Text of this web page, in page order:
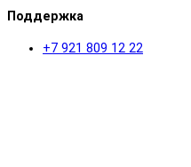
Поддержка
+7 921 809 12 22